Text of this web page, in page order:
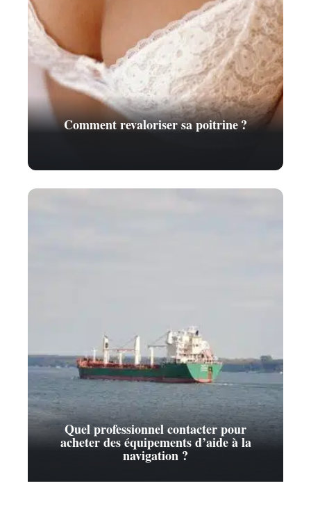
Comment revaloriser sa poitrine ?
Quel professionnel contacter pour
acheter des équipements d’aide à la
navigation ?